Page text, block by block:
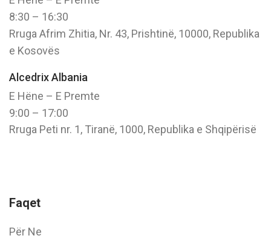
8:30 – 16:30
Rruga Afrim Zhitia, Nr. 43, Prishtinë, 10000, Republika
e Kosovës
Alcedrix Albania
E Hëne – E Premte
9:00 – 17:00
Rruga Peti nr. 1, Tiranë, 1000, Republika e Shqipërisë
Faqet
Për Ne